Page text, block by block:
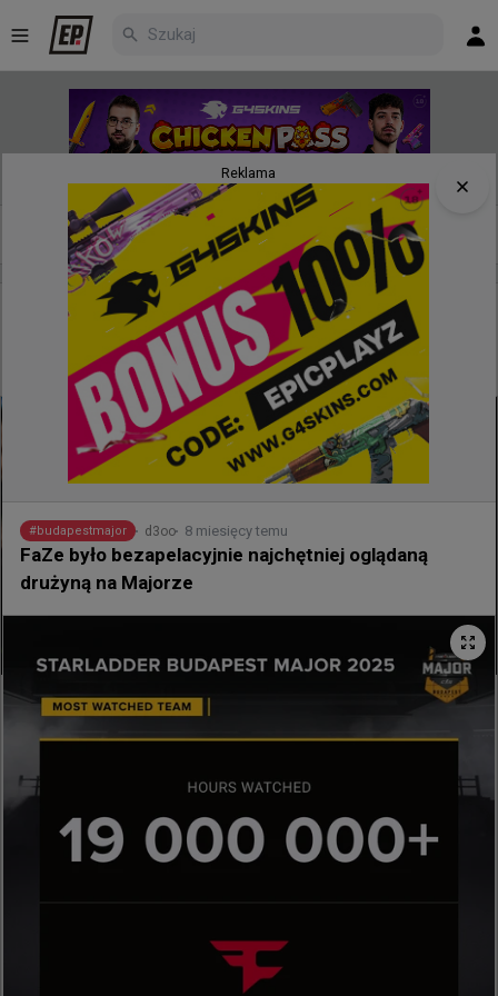
Nowe Najpopularniejsze Poczekalnia
autimatic TombStone 5 godzin temu
Stewie2K, autimatic i Skadoodle jadą na lana. WaR na
liście uczestników FRAG St. Louis
lana. WaR na liście uczestników FRAG
St. Louis
Ekipa Without a Roof (WaR), w której barwach
roku, oficjalnie zapisała się na nadchodzący turniej
FRAG Midwest: St. Louis.
rozpoznawalni na tamtejszym podwórku Vincent
"Brehze" Cayonte oraz Justin "FaNg" Coakley.
Reklama
#budapestmajor d3oo 8 miesięcy temu
FaZe było bezapelacyjnie najchętniej oglądaną
drużyną na Majorze